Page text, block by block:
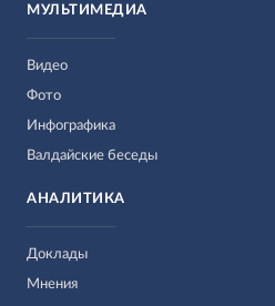
МУЛЬТИМЕДИА
Видео
Фото
Инфографика
Валдайские беседы
АНАЛИТИКА
Доклады
Мнения